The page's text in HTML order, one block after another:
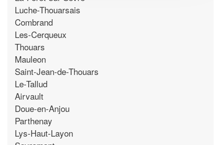
Luche-Thouarsais
Combrand
Les-Cerqueux
Thouars
Mauleon
Saint-Jean-de-Thouars
Le-Tallud
Airvault
Doue-en-Anjou
Parthenay
Lys-Haut-Layon